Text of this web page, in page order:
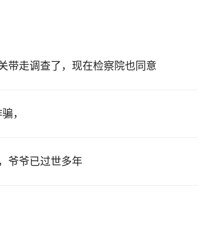
带走调查了，现在检察院也同意
，
爷爷已过世多年